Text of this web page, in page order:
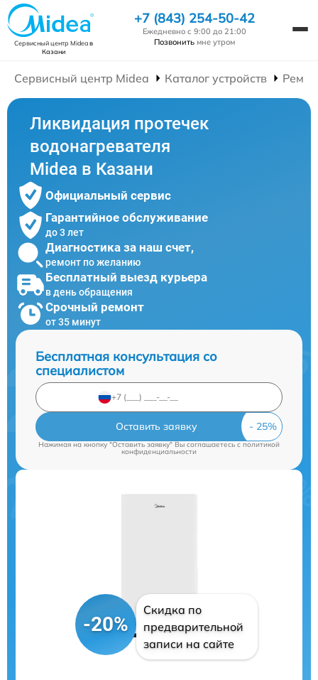
Сервисный центр Mideaв
Казани
+7 (843) 254-50-42
Ежедневно с 9:00 до 21:00
Позвонить мне утром
Сервисный центр Midea Каталог устройств
Ликвидация протечек
водонагревателя
Midea в Казани
Официальный сервис
Гарантийное обслуживание
до 3 лет
Диагностика за наш счет,
ремонт по желанию
Бесплатный выезд курьера
в день обращения
Срочный ремонт
от 35 минут
Бесплатная консультация со
специалистом
Оставить заявку
Нажимая на кнопку "Оставить заявку" Вы соглашаетесь cполитикой
конфиденциальности
-20%
Скидка по
предварительной
записи на сайте